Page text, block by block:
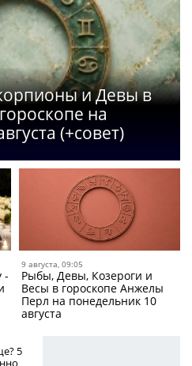
и Девы в
на
(+совет)
-
9 августа, 09:05
Рыбы, Девы, Козероги и
Весы в гороскопе Анжелы
Перл на понедельник 10
августа
5